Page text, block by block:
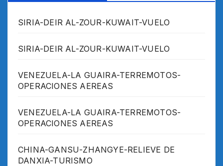
SIRIA-DEIR AL-ZOUR-KUWAIT-VUELO
SIRIA-DEIR AL-ZOUR-KUWAIT-VUELO
VENEZUELA-LA GUAIRA-TERREMOTOS-
OPERACIONES AEREAS
VENEZUELA-LA GUAIRA-TERREMOTOS-
OPERACIONES AEREAS
CHINA-GANSU-ZHANGYE-RELIEVE DE
DANXIA-TURISMO